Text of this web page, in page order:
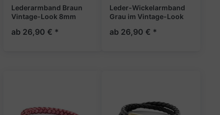
Lederarmband Braun
Vintage-Look 8mm
ab 26,90 € *
Leder-Wickelarmband
Grau im Vintage-Look
ab 26,90 € *